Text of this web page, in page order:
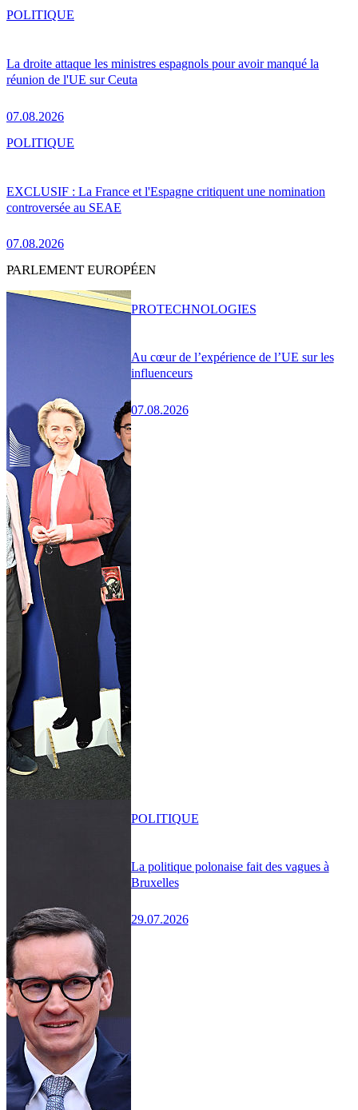
La droite attaque les ministres espagnols pour avoir manqué la
réunion de l'UE sur Ceuta
07.08.2026
POLITIQUE
EXCLUSIF : La France et l'Espagne critiquent une nomination
controversée au SEAE
07.08.2026
POLITIQUE
PARLEMENT EUROPÉEN
Au cœur de l’expérience de l’UE sur les
influenceurs
07.08.2026
PROTECHNOLOGIES
La politique polonaise fait des vagues à
Bruxelles
29.07.2026
POLITIQUE